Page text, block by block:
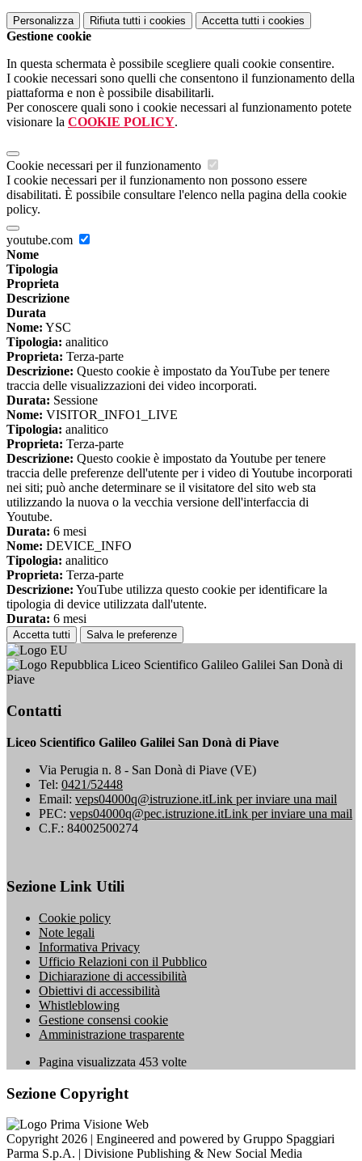
Personalizza Rifiuta tutti i cookies Accetta tutti i cookies
Gestione cookie
In questa schermata è possibile scegliere quali cookie consentire.
I cookie necessari sono quelli che consentono il funzionamento della
piattaforma e non è possibile disabilitarli.
Per conoscere quali sono i cookie necessari al funzionamento potete
visionare la COOKIE POLICY.
Cookie necessari per il funzionamento
I cookie necessari per il funzionamento non possono essere
disabilitati. È possibile consultare l'elenco nella pagina della cookie
policy.
youtube.com
Nome
Tipologia
Proprieta
Descrizione
Durata
Nome: YSC
Tipologia: analitico
Proprieta: Terza-parte
Descrizione: Questo cookie è impostato da YouTube per tenere
traccia delle visualizzazioni dei video incorporati.
Durata: Sessione
Nome: VISITOR_INFO1_LIVE
Tipologia: analitico
Proprieta: Terza-parte
Descrizione: Questo cookie è impostato da Youtube per tenere
traccia delle preferenze dell'utente per i video di Youtube incorporati
nei siti; può anche determinare se il visitatore del sito web sta
utilizzando la nuova o la vecchia versione dell'interfaccia di
Youtube.
Durata: 6 mesi
Nome: DEVICE_INFO
Tipologia: analitico
Proprieta: Terza-parte
Descrizione: YouTube utilizza questo cookie per identificare la
tipologia di device utilizzata dall'utente.
Durata: 6 mesi
Accetta tutti Salva le preferenze
Liceo Scientifico Galileo Galilei San Donà di
Piave
Contatti
Liceo Scientifico Galileo Galilei San Donà di Piave
Via Perugia n. 8 - San Donà di Piave (VE)
Tel: 0421/52448
Email: veps04000q@istruzione.itLink per inviare una mail
PEC: veps04000q@pec.istruzione.itLink per inviare una mail
C.F.: 84002500274
Sezione Link Utili
Cookie policy
Note legali
Informativa Privacy
Ufficio Relazioni con il Pubblico
Dichiarazione di accessibilità
Obiettivi di accessibilità
Whistleblowing
Gestione consensi cookie
Amministrazione trasparente
Pagina visualizzata 453 volte
Sezione Copyright
Copyright 2026 | Engineered and powered by Gruppo Spaggiari
Parma S.p.A. | Divisione Publishing & New Social Media